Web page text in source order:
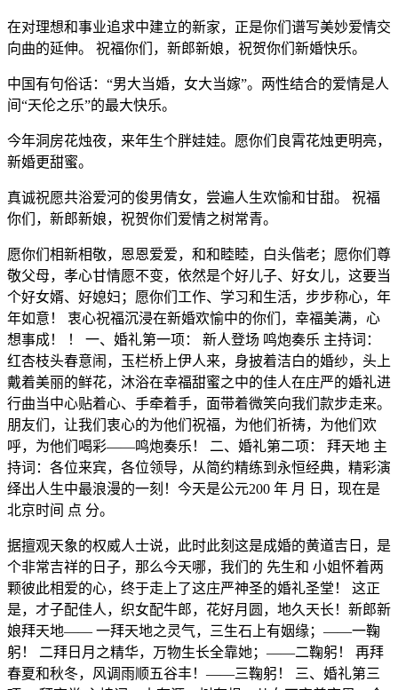
在对理想和事业追求中建立的新家，正是你们谱写美妙爱情交
向曲的延伸。 祝福你们，新郎新娘，祝贺你们新婚快乐。
中国有句俗话：“男大当婚，女大当嫁”。两性结合的爱情是人
间“天伦之乐”的最大快乐。
今年洞房花烛夜，来年生个胖娃娃。愿你们良霄花烛更明亮，
新婚更甜蜜。
真诚祝愿共浴爱河的俊男倩女，尝遍人生欢愉和甘甜。 祝福
你们，新郎新娘，祝贺你们爱情之树常青。
愿你们相新相敬，恩恩爱爱，和和睦睦，白头偕老；愿你们尊
敬父母，孝心甘情愿不变，依然是个好儿子、好女儿，这要当
个好女婿、好媳妇；愿你们工作、学习和生活，步步称心，年
年如意！ 衷心祝福沉浸在新婚欢愉中的你们，幸福美满，心
想事成！ ！ 一、婚礼第一项： 新人登场 鸣炮奏乐 主持词：
红杏枝头春意闹，玉栏桥上伊人来，身披着洁白的婚纱，头上
戴着美丽的鲜花，沐浴在幸福甜蜜之中的佳人在庄严的婚礼进
行曲当中心贴着心、手牵着手，面带着微笑向我们款步走来。
朋友们，让我们衷心的为他们祝福，为他们祈祷，为他们欢
呼，为他们喝彩——鸣炮奏乐！ 二、婚礼第二项： 拜天地 主
持词：各位来宾，各位领导，从简约精练到永恒经典，精彩演
绎出人生中最浪漫的一刻！今天是公元200 年 月 日，现在是
北京时间 点 分。
据擅观天象的权威人士说，此时此刻这是成婚的黄道吉日，是
个非常吉祥的日子，那么今天哪，我们的 先生和 小姐怀着两
颗彼此相爱的心，终于走上了这庄严神圣的婚礼圣堂！ 这正
是，才子配佳人，织女配牛郎，花好月圆，地久天长！新郎新
娘拜天地—— 一拜天地之灵气，三生石上有姻缘；——一鞠
躬！ 二拜日月之精华，万物生长全靠她；——二鞠躬！ 再拜
春夏和秋冬，风调雨顺五谷丰！——三鞠躬！ 三、婚礼第三